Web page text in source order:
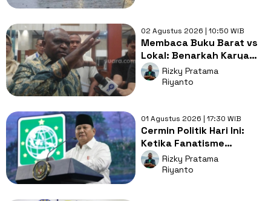
02 Agustus 2026 | 10:50 WIB
Membaca Buku Barat vs
Lokal: Benarkah Karya
Penulis Indonesia Selalu
Subjektif?
Rizky Pratama
Riyanto
01 Agustus 2026 | 17:30 WIB
Cermin Politik Hari Ini:
Ketika Fanatisme
Memaklumi Etika yang
Terabaikan
Rizky Pratama
Riyanto